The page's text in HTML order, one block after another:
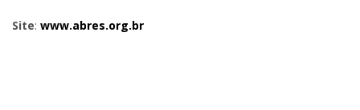
Site: www.abres.org.br